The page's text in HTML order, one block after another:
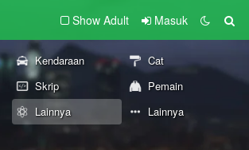
Show Adult Masuk
Kendaraan
Cat
Skrip
Pemain
Lainnya Lainnya